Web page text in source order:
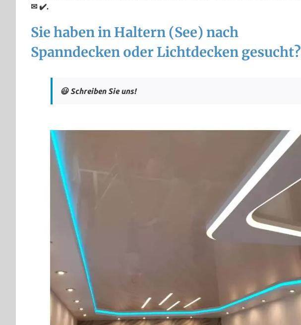
✉ ✔️.
Sie haben in Haltern (See) nach
Spanndecken oder Lichtdecken gesucht?
😃 Schreiben Sie uns!